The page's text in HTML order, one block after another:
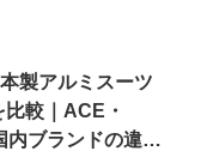
製アルミスーツ
較｜ACE・
内ブランドの違い